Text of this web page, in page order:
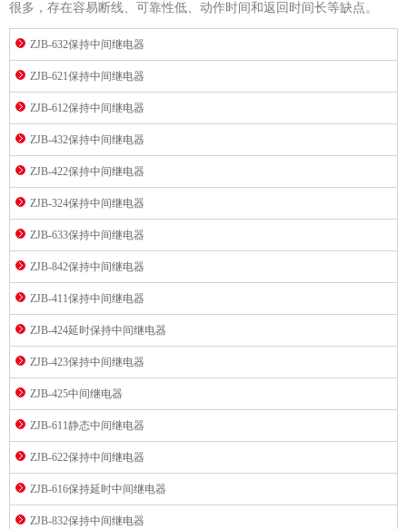
很多，存在容易断线、可靠性低、动作时间和返回时间长等缺点。
ZJB-632保持中间继电器
ZJB-621保持中间继电器
ZJB-612保持中间继电器
ZJB-432保持中间继电器
ZJB-422保持中间继电器
ZJB-324保持中间继电器
ZJB-633保持中间继电器
ZJB-842保持中间继电器
ZJB-411保持中间继电器
ZJB-424延时保持中间继电器
ZJB-423保持中间继电器
ZJB-425中间继电器
ZJB-611静态中间继电器
ZJB-622保持中间继电器
ZJB-616保持延时中间继电器
ZJB-832保持中间继电器